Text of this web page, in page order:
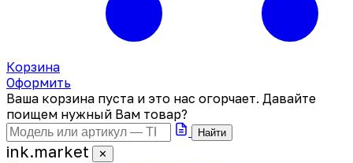
Корзина
Оформить
Ваша корзина пуста и это нас огорчает. Давайте
поищем нужный Вам товар?
Найти
ink.market ✕